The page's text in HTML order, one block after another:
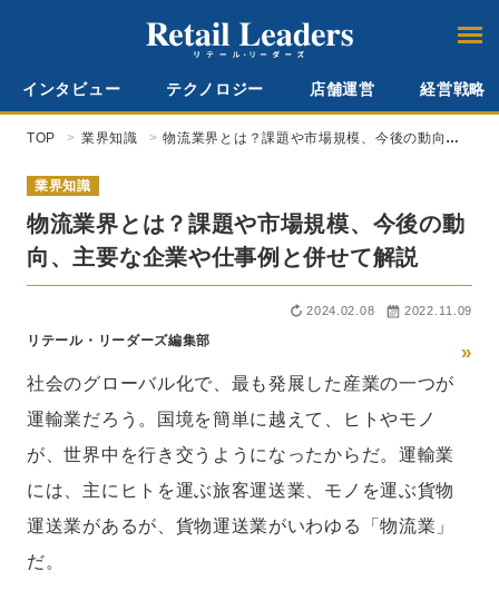
インタビュー テクノロジー 店舗運営 経営戦略
TOP 業界知識
物流業界とは？課題や市場規模、今後の動向、
業界知識
物流業界とは？課題や市場規模、今後の動
向、主要な企業や仕事例と併せて解説
2024.02.08 2022.11.09
リテール・リーダーズ編集部
»
社会のグローバル化で、最も発展した産業の一つが
運輸業だろう。国境を簡単に越えて、ヒトやモノ
が、世界中を行き交うようになったからだ。運輸業
には、主にヒトを運ぶ旅客運送業、モノを運ぶ貨物
運送業があるが、貨物運送業がいわゆる「物流業」
だ。